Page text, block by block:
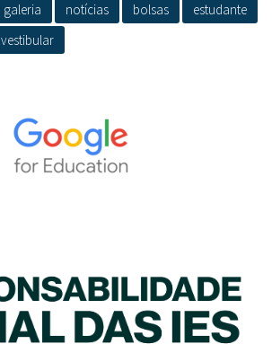
galeria notícias bolsas
estudante
vestibular